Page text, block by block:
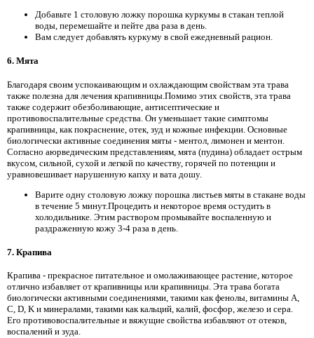
Добавьте 1 столовую ложку порошка куркумы в стакан теплой
воды, перемешайте и пейте два раза в день.
Вам следует добавлять куркуму в свой ежедневный рацион.
6. Мята
Благодаря своим успокаивающим и охлаждающим свойствам эта трава
также полезна для лечения крапивницы.Помимо этих свойств, эта трава
также содержит обезболивающие, антисептические и
противовоспалительные средства. Он уменьшает такие симптомы
крапивницы, как покраснение, отек, зуд и кожные инфекции. Основные
биологически активные соединения мяты - ментол, лимонен и ментон.
Согласно аюрведическим представлениям, мята (пудина) обладает острым
вкусом, сильной, сухой и легкой по качеству, горячей по потенции и
уравновешивает нарушенную капху и вата дошу.
Варите одну столовую ложку порошка листьев мяты в стакане воды
в течение 5 минут.Процедить и некоторое время остудить в
холодильнике. Этим раствором промывайте воспаленную и
раздраженную кожу 3-4 раза в день.
7. Крапива
Крапива - прекрасное питательное и омолаживающее растение, которое
отлично избавляет от крапивницы или крапивницы. Эта трава богата
биологически активными соединениями, такими как фенолы, витамины A,
C, D, K и минералами, такими как кальций, калий, фосфор, железо и сера.
Его противовоспалительные и вяжущие свойства избавляют от отеков,
воспалений и зуда.